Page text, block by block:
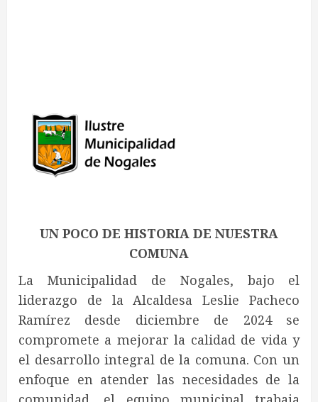
UN POCO DE HISTORIA DE NUESTRA
COMUNA
La Municipalidad de Nogales, bajo el
liderazgo de la Alcaldesa Leslie Pacheco
Ramírez desde diciembre de 2024 se
compromete a mejorar la calidad de vida y
el desarrollo integral de la comuna. Con un
enfoque en atender las necesidades de la